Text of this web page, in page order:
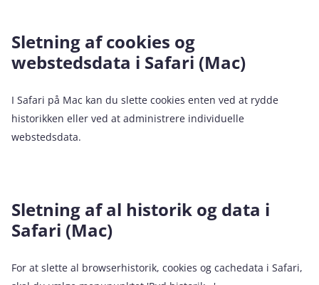
Sletning af cookies og
webstedsdata i Safari (Mac)
I Safari på Mac kan du slette cookies enten ved at rydde
historikken eller ved at administrere individuelle
webstedsdata.
Sletning af al historik og data i
Safari (Mac)
For at slette al browserhistorik, cookies og cachedata i Safari,